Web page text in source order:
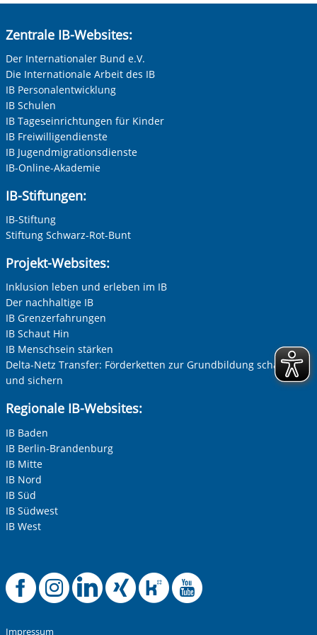
Zentrale IB-Websites:
Der Internationaler Bund e.V.
Die Internationale Arbeit des IB
IB Personalentwicklung
IB Schulen
IB Tageseinrichtungen für Kinder
IB Freiwilligendienste
IB Jugendmigrationsdienste
IB-Online-Akademie
IB-Stiftungen:
IB-Stiftung
Stiftung Schwarz-Rot-Bunt
Projekt-Websites:
Inklusion leben und erleben im IB
Der nachhaltige IB
IB Grenzerfahrungen
IB Schaut Hin
IB Menschsein stärken
Delta-Netz Transfer: Förderketten zur Grundbildung schaffen
und sichern
Regionale IB-Websites:
IB Baden
IB Berlin-Brandenburg
IB Mitte
IB Nord
IB Süd
IB Südwest
IB West
Offizielle
Offizielle
Offizielle
Offizielle
Offizielle
Impressum